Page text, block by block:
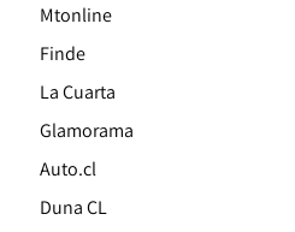
Mtonline
Finde
La Cuarta
Glamorama
Auto.cl
Duna CL